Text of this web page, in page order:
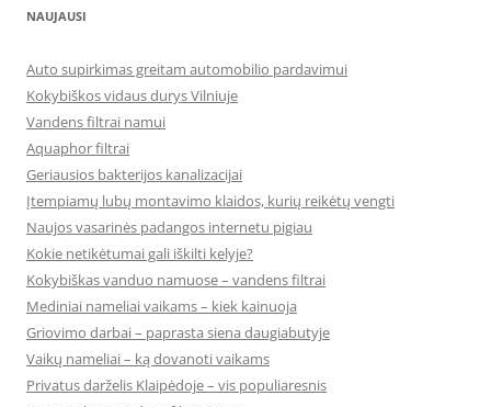
NAUJAUSI
Auto supirkimas greitam automobilio pardavimui
Kokybiškos vidaus durys Vilniuje
Vandens filtrai namui
Aquaphor filtrai
Geriausios bakterijos kanalizacijai
Įtempiamų lubų montavimo klaidos, kurių reikėtų vengti
Naujos vasarinės padangos internetu pigiau
Kokie netikėtumai gali iškilti kelyje?
Kokybiškas vanduo namuose – vandens filtrai
Mediniai nameliai vaikams – kiek kainuoja
Griovimo darbai – paprasta siena daugiabutyje
Vaikų nameliai – ką dovanoti vaikams
Privatus darželis Klaipėdoje – vis populiaresnis